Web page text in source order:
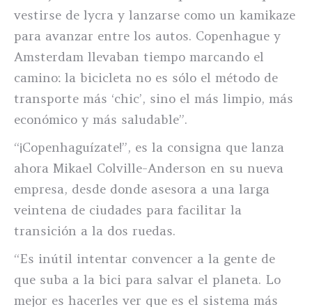
vestirse de lycra y lanzarse como un kamikaze
para avanzar entre los autos. Copenhague y
Amsterdam llevaban tiempo marcando el
camino: la bicicleta no es sólo el método de
transporte más ‘chic’, sino el más limpio, más
económico y más saludable”.
“¡Copenhaguízate!”, es la consigna que lanza
ahora Mikael Colville-Anderson en su nueva
empresa, desde donde asesora a una larga
veintena de ciudades para facilitar la
transición a la dos ruedas.
“Es inútil intentar convencer a la gente de
que suba a la bici para salvar el planeta. Lo
mejor es hacerles ver que es el sistema más